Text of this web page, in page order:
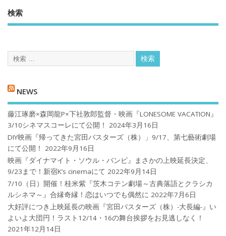
検索
NEWS
藤江琢磨×森岡龍P×下社敦郎監督・映画『LONESOME VACATION』
3/10シネマスコーレにて公開！
2024年3月16日
DIY映画『帰ってきた宮田バスターズ（株）」9/17、第七藝術劇場
にて公開！
2022年9月16日
映画『ダイナマイト・ソウル・バンビ』まさかの上映延長決定、
9/23まで！新宿K’s cinemaにて 2022年9月14日
7/10（日）開催！桂米紫『茨木コテン劇場～古典落語とクラシカ
ルシネマ～』合縁奇縁！恋はいつでも偶然に 2022年7月6日
大好評につき上映延長の映画『宮田バスターズ（株）-大長編-』い
よいよ大団円！ラスト12/14・16の舞台挨拶をお見逃しなく！
2021年12月14日